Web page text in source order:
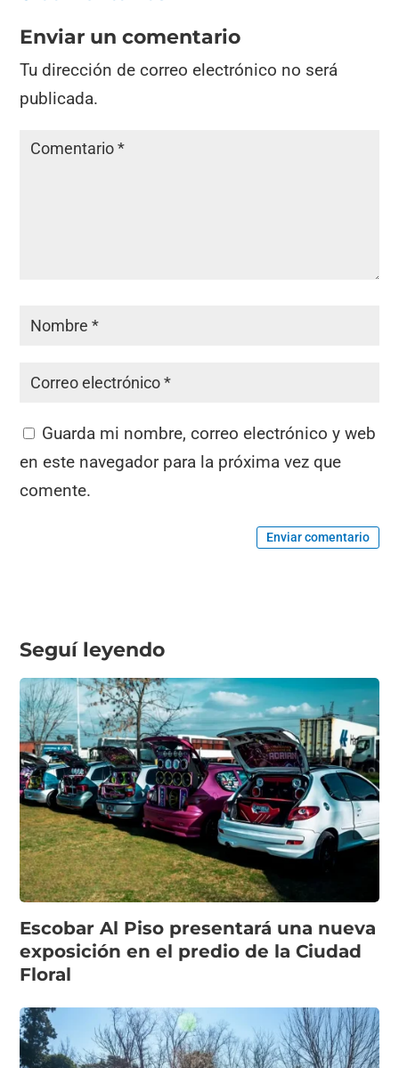
Enviar un comentario
Tu dirección de correo electrónico no será
publicada.
Guarda mi nombre, correo electrónico y web
en este navegador para la próxima vez que
comente.
Enviar comentario
Seguí leyendo
Escobar Al Piso presentará una nueva
exposición en el predio de la Ciudad
Floral